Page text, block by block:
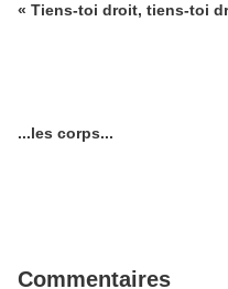
« Tiens-toi droit, tiens-toi
...les corps...
Commentaires